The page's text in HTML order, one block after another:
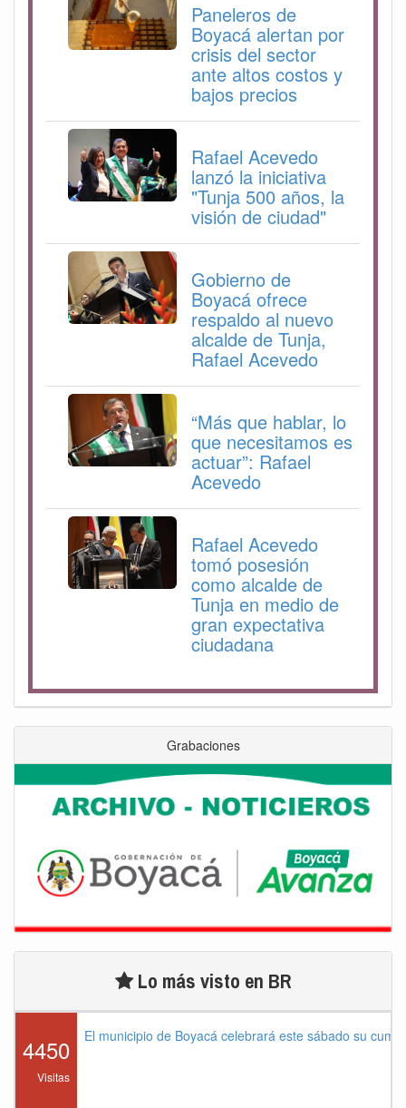
Paneleros de
Boyacá alertan por
crisis del sector
ante altos costos y
bajos precios
Rafael Acevedo
lanzó la iniciativa
"Tunja 500 años, la
visión de ciudad"
Gobierno de
Boyacá ofrece
respaldo al nuevo
alcalde de Tunja,
Rafael Acevedo
“Más que hablar, lo
que necesitamos es
actuar”: Rafael
Acevedo
Rafael Acevedo
tomó posesión
como alcalde de
Tunja en medio de
gran expectativa
ciudadana
Grabaciones
Lo más visto en BR
4450
Visitas
El municipio de Boyacá celebrará este sábado su